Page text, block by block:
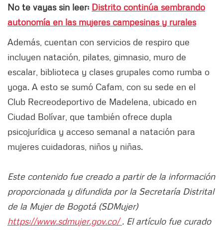
No te vayas sin leer: Distrito continúa sembrando
autonomía en las mujeres campesinas y rurales
Además, cuentan con servicios de respiro que
incluyen natación, pilates, gimnasio, muro de
escalar, biblioteca y clases grupales como rumba o
yoga. A esto se sumó Cafam, con su sede en el
Club Recreodeportivo de Madelena, ubicado en
Ciudad Bolívar, que también ofrece dupla
psicojurídica y acceso semanal a natación para
mujeres cuidadoras, niños y niñas.
Este contenido fue creado a partir de la información
proporcionada y difundida por la Secretaría Distrital
de la Mujer de Bogotá (SDMujer)
https://www.sdmujer.gov.co/. El artículo fue curado